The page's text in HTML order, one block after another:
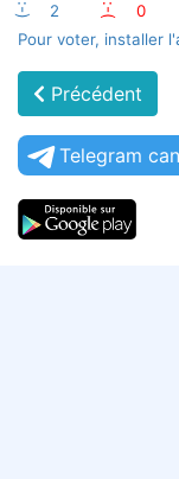
:-) 2 :-(
0
Pour voter, installer
Précédent
Telegram